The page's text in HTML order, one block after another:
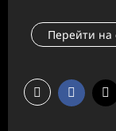
Перейти на